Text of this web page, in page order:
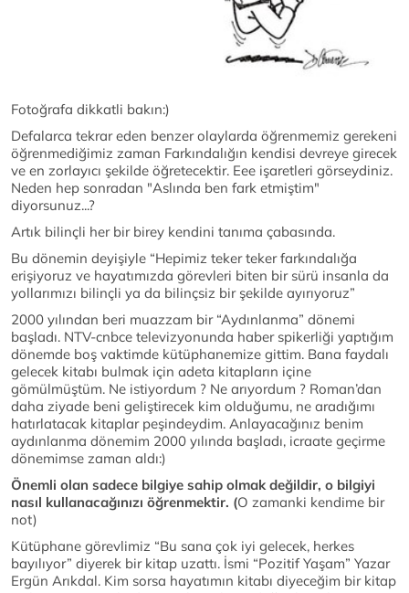
Fotoğrafa dikkatli bakın:)
Defalarca tekrar eden benzer olaylarda öğrenmemiz gerekeni
öğrenmediğimiz zaman Farkındalığın kendisi devreye girecek
ve en zorlayıcı şekilde öğretecektir. Eee işaretleri görseydiniz.
Neden hep sonradan "Aslında ben fark etmiştim"
diyorsunuz...?
Artık bilinçli her bir birey kendini tanıma çabasında.
Bu dönemin deyişiyle “Hepimiz teker teker farkındalığa
erişiyoruz ve hayatımızda görevleri biten bir sürü insanla da
yollarımızı bilinçli ya da bilinçsiz bir şekilde ayırıyoruz”
2000 yılından beri muazzam bir “Aydınlanma” dönemi
başladı. NTV-cnbce televizyonunda haber spikerliği yaptığım
dönemde boş vaktimde kütüphanemize gittim. Bana faydalı
gelecek kitabı bulmak için adeta kitapların içine
gömülmüştüm. Ne istiyordum ? Ne arıyordum ? Roman’dan
daha ziyade beni geliştirecek kim olduğumu, ne aradığımı
hatırlatacak kitaplar peşindeydim. Anlayacağınız benim
aydınlanma dönemim 2000 yılında başladı, icraate geçirme
dönemimse zaman aldı:)
Önemli olan sadece bilgiye sahip olmak değildir, o bilgiyi
nasıl kullanacağınızı öğrenmektir. (O zamanki kendime bir
not)
Kütüphane görevlimiz “Bu sana çok iyi gelecek, herkes
bayılıyor” diyerek bir kitap uzattı. İsmi “Pozitif Yaşam” Yazar
Ergün Arıkdal. Kim sorsa hayatımın kitabı diyeceğim bir kitap